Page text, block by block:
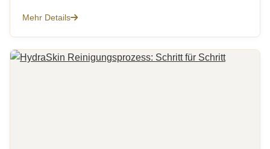
Mehr Details